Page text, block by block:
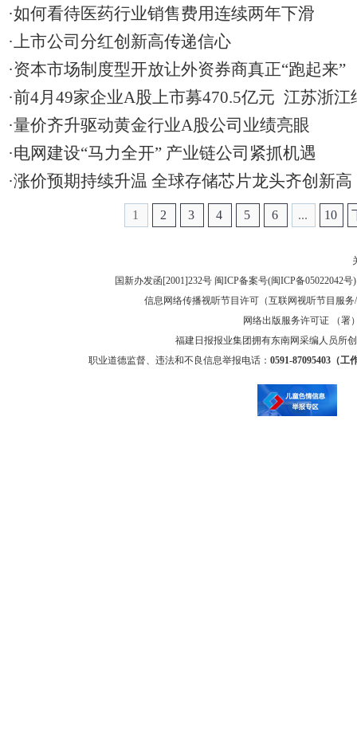
·如何看待医药行业销售费用连续两年下滑
·上市公司分红创新高传递信心
·资本市场制度型开放让外资券商真正“跑起来”
·前4月49家企业A股上市募470.5亿元 江苏浙江
·量价齐升驱动黄金行业A股公司业绩亮眼
·电网建设“马力全开” 产业链公司紧抓机遇
·涨价预期持续升温 全球存储芯片龙头齐创新高
1 2 3 4 5 6 ... 10
国新办发函[2001]232号 闽ICP备案号(闽ICP备05022042号
信息网络传播视听节目许可（互联网视听节目服
网络出版服务许可证 （署
福建日报报业集团拥有东南网采编人员所
职业道德监督、违法和不良信息举报电话： 0591-87095403（工